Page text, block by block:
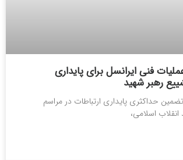
از ۶۰۰۰ عملیات فنی ایرانسل برای پایداری
رهبر شهید
حداکثری پایداری ارتباطات در مراسم
اسلامی،